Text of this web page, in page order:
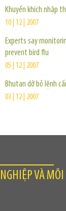
Khuyến khích nhập
10 | 12 | 2007
Experts say
prevent bird flu
05 | 12 | 2007
Bhutan dỡ bỏ lệnh
03 | 12 | 2007
VÀ